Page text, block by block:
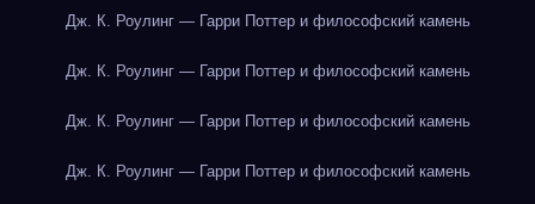
Дж. К. Роулинг — Гарри Поттер и философский камень
Дж. К. Роулинг — Гарри Поттер и философский камень
Дж. К. Роулинг — Гарри Поттер и философский камень
Дж. К. Роулинг — Гарри Поттер и философский камень